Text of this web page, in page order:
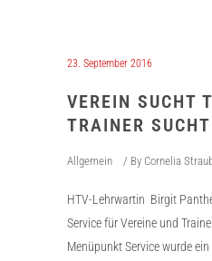
23. September 2016
VEREIN SUCHT
TRAINER
Allgemein By Cornelia
HTV-Lehrwartin Birgit
Service für Vereine und
Menüpunkt Service wurde ein